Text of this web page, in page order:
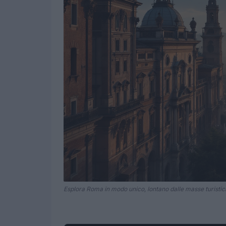
Esplora Roma in modo unico, lontano dalle masse